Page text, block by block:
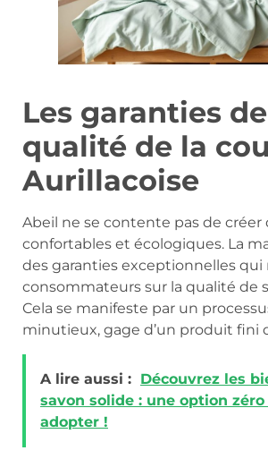
Les garanties de
qualité de la
Aurillacoise
Abeil ne se contente pas de créer
confortables et écologiques. La
des garanties exceptionnelles qui
consommateurs sur la qualité de
Cela se manifeste par un
minutieux, gage d’un produit fini
A lire aussi : Découvrez les
savon solide : une option
adopter !